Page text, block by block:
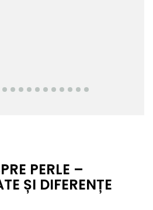
PERLE –
ȘI DIFERENȚE